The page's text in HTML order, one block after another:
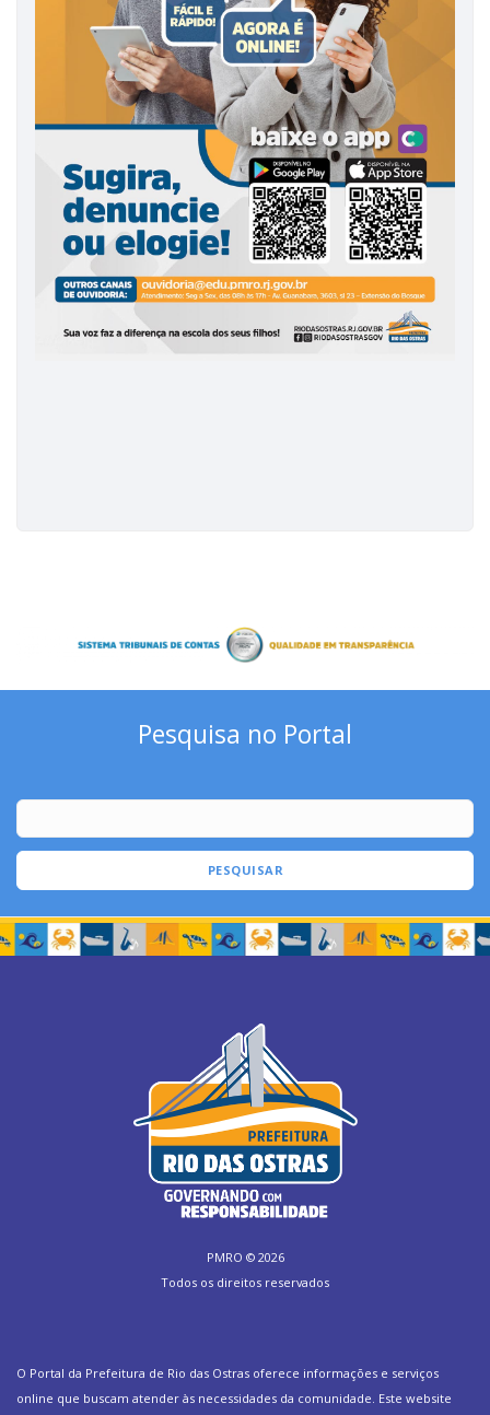
Pesquisa no Portal
PESQUISAR
PMRO © 2026
Todos os direitos reservados
O Portal da Prefeitura de Rio das Ostras oferece informações e serviços
online que buscam atender às necessidades da comunidade. Este website